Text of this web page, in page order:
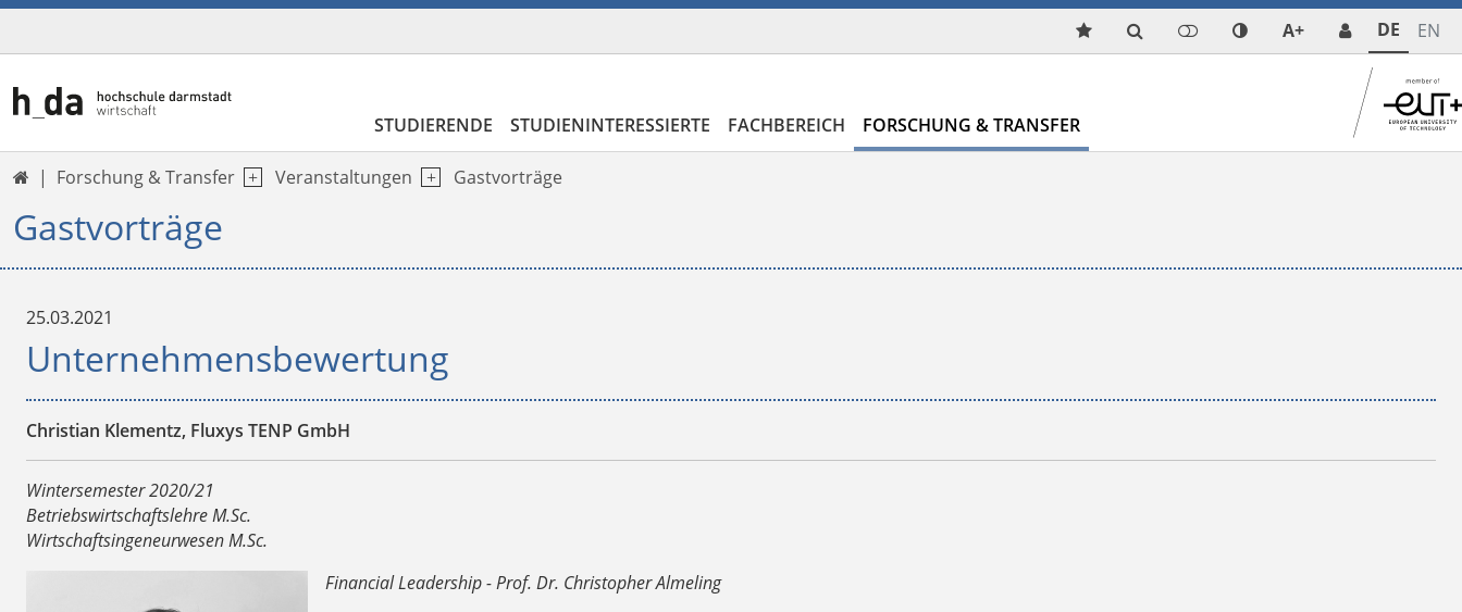
A+ DE EN
STUDIERENDE STUDIENINTERESSIERTE FACHBEREICH FORSCHUNG & TRANSFER
 Forschung & Transfer Veranstaltungen Gastvorträge
Gastvorträge
25.03.2021
Unternehmensbewertung
Christian Klementz, Fluxys TENP GmbH
Wintersemester 2020/21
Betriebswirtschaftslehre M.Sc.
Wirtschaftsingeneurwesen M.Sc.
Financial Leadership - Prof. Dr. Christopher Almeling